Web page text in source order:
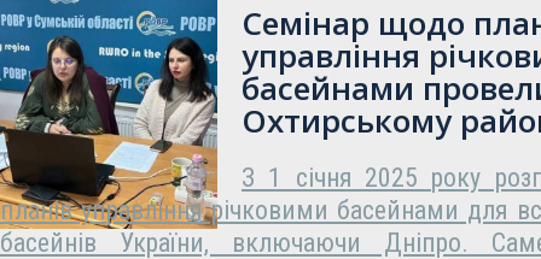
Семінар щодо
управління
басейнами
Охтирському
З 1 січня 2025 року
планів управління річковими басейнами для
басейнів України, включаючи Дніпро.